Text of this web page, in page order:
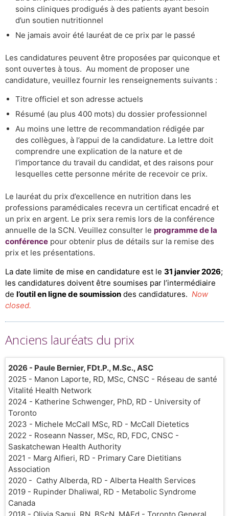
soins cliniques prodigués à des patients ayant besoin
d’un soutien nutritionnel
Ne jamais avoir été lauréat de ce prix par le passé
Les candidatures peuvent être proposées par quiconque et
sont ouvertes à tous. Au moment de proposer une
candidature, veuillez fournir les renseignements suivants :
Titre officiel et son adresse actuels
Résumé (au plus 400 mots) du dossier professionnel
Au moins une lettre de recommandation rédigée par
des collègues, à l’appui de la candidature. La lettre doit
comprendre une explication de la nature et de
l’importance du travail du candidat, et des raisons pour
lesquelles cette personne mérite de recevoir ce prix.
Le lauréat du prix d’excellence en nutrition dans les
professions paramédicales recevra un certificat encadré et
un prix en argent. Le prix sera remis lors de la conférence
annuelle de la SCN. Veuillez consulter le programme de la
conférence pour obtenir plus de détails sur la remise des
prix et les présentations.
La date limite de mise en candidature est le 31 janvier 2026;
les candidatures doivent être soumises par l’intermédiaire
de l’outil en ligne de soumission des candidatures. Now
closed.
Anciens lauréats du prix
2026 - Paule Bernier, FDt.P., M.Sc., ASC
2025 - Manon Laporte, RD, MSc, CNSC - Réseau de santé
Vitalité Health Network
2024 - Katherine Schwenger, PhD, RD - University of
Toronto
2023 - Michele McCall MSc, RD - McCall Dietetics
2022 - Roseann Nasser, MSc, RD, FDC, CNSC -
Saskatchewan Health Authority
2021 - Marg Alfieri, RD - Primary Care Dietitians
Association
2020 - Cathy Alberda, RD - Alberta Health Services
2019 - Rupinder Dhaliwal, RD - Metabolic Syndrome
Canada